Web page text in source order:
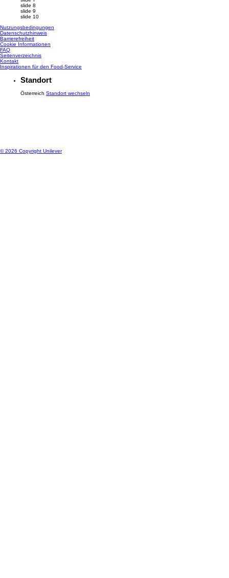
slide 8
slide 9
slide 10
Nutzungsbedingungen
Datenschutzhinweis
Cookie-Einstellungen
Barrierefreiheit
Cookie Informationen
FAQ
Kontakt